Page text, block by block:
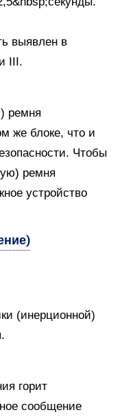
выявлен в
III.
ремня
же блоке, что и
Чтобы
ремня
устройство
(инерционной)
горит
сообщение